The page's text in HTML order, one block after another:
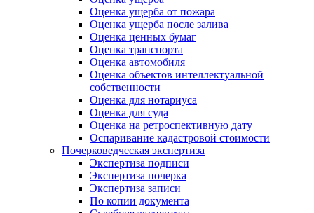
Оценка ущерба от пожара
Оценка ущерба после залива
Оценка ценных бумаг
Оценка транспорта
Оценка автомобиля
Оценка объектов интеллектуальной
собственности
Оценка для нотариуса
Оценка для суда
Оценка на ретроспективную дату
Оспаривание кадастровой стоимости
Почерковедческая экспертиза
Экспертиза подписи
Экспертиза почерка
Экспертиза записи
По копии документа